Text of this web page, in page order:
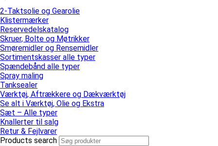
2-Taktsolie og Gearolie
Klistermærker
Reservedelskatalog
Skruer, Bolte og Møtrikker
Smøremidler og Rensemidler
Sortimentskasser alle typer
Spændebånd alle typer
Spray maling
Tanksealer
Værktøj, Aftrækkere og Dækværktøj
Se alt i Værktøj, Olie og Ekstra
Sæt – Alle typer
Knallerter til salg
Retur & Fejlvarer
Products search